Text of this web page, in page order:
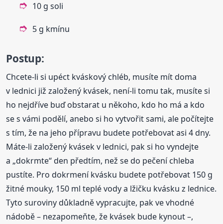
10 g soli
5 g kmínu
Postup:
Chcete-li si upéct kváskový chléb, musíte mít doma
v lednici již založený kvásek, není-li tomu tak, musíte si
ho nejdříve buď obstarat u někoho, kdo ho má a kdo
se s vámi podělí, anebo si ho vytvořit sami, ale počítejte
s tím, že na jeho přípravu budete potřebovat asi 4 dny.
Máte-li založený kvásek v lednici, pak si ho vyndejte
a „dokrmte“ den předtím, než se do pečení chleba
pustíte. Pro dokrmení kvásku budete potřebovat 150 g
žitné mouky, 150 ml teplé vody a lžičku kvásku z lednice.
Tyto suroviny důkladně vypracujte, pak ve vhodné
nádobě – nezapomeňte, že kvásek bude kynout –,